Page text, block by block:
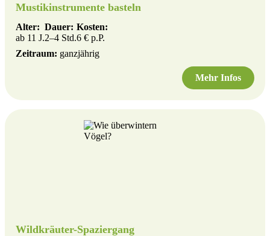
Mustikinstrumente basteln
Alter:
ab 11 J.
Dauer:
2–4 Std.
Kosten:
6 € p.P.
Zeitraum: ganzjährig
Mehr Infos
Wildkräuter-Spaziergang